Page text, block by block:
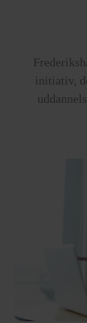
initiativ,